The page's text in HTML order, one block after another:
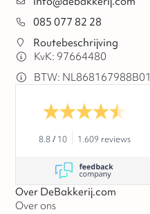
085 077 82 28
Routebeschrijving
KvK: 97664480
BTW: NL868167988B01
8.8/ 10 1.609 reviews
Over DeBakkerij.com
Over ons